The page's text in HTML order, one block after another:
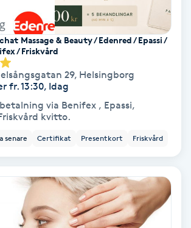
Massage & Beauty / Edenred / Epassi /
/ Friskvård
29, Helsingborg
fr. 13:30, Idag
via Benifex , Epassi,
kvitto.
senare Certifikat Presentkort Friskvård